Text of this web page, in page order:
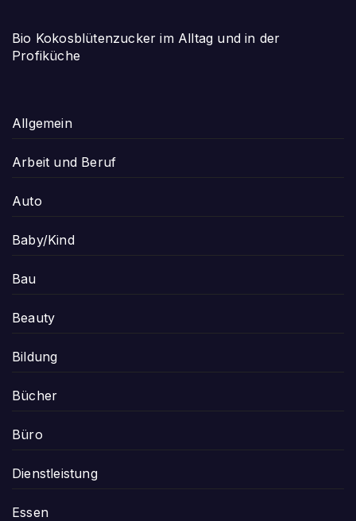
Bio Kokosblütenzucker im Alltag und in der
Profiküche
Allgemein
Arbeit und Beruf
Auto
Baby/Kind
Bau
Beauty
Bildung
Bücher
Büro
Dienstleistung
Essen